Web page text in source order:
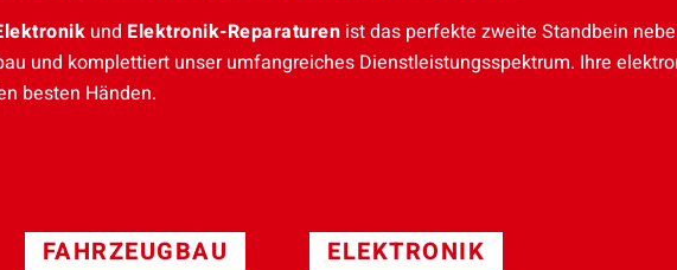
und Elektronik-Reparaturen ist das perfekte zweite Standbein
und komplettiert unser umfangreiches Dienstleistungsspektrum. Ihre
besten Händen.
FAHRZEUGBAU ELEKTRONIK